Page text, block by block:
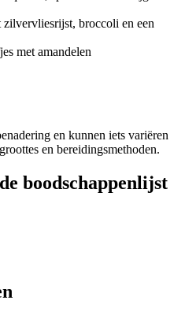
zilvervliesrijst, broccoli en een
met amandelen
en kunnen iets variëren
en bereidingsmethoden.
boodschappenlijst